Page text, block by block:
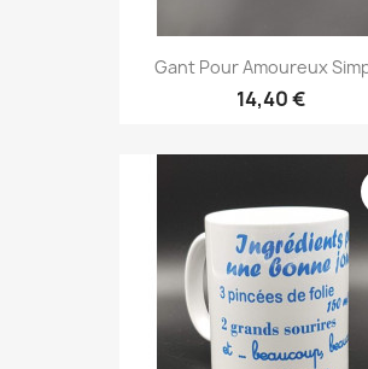
Gant Pour Amoureux
14,40 €